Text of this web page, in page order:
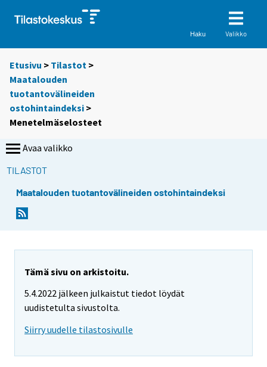
Haku Valikko
Etusivu > Tilastot >
Maatalouden
tuotantovälineiden
ostohintaindeksi >
Menetelmäselosteet
Avaa valikko
TILASTOT
Maatalouden tuotantovälineiden ostohintaindeksi
Tämä sivu on arkistoitu.
5.4.2022 jälkeen julkaistut tiedot löydät
uudistetulta sivustolta.
Siirry uudelle tilastosivulle